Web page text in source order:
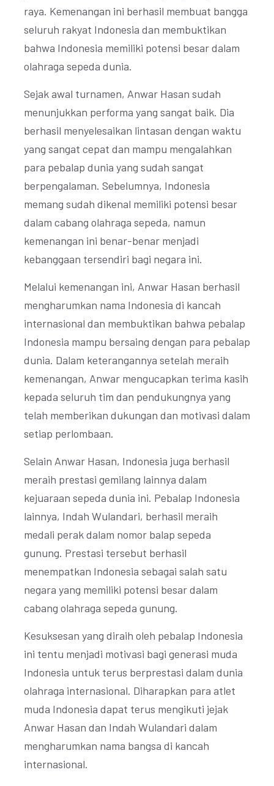
raya. Kemenangan ini berhasil membuat bangga
seluruh rakyat Indonesia dan membuktikan
bahwa Indonesia memiliki potensi besar dalam
olahraga sepeda dunia.
Sejak awal turnamen, Anwar Hasan sudah
menunjukkan performa yang sangat baik. Dia
berhasil menyelesaikan lintasan dengan waktu
yang sangat cepat dan mampu mengalahkan
para pebalap dunia yang sudah sangat
berpengalaman. Sebelumnya, Indonesia
memang sudah dikenal memiliki potensi besar
dalam cabang olahraga sepeda, namun
kemenangan ini benar-benar menjadi
kebanggaan tersendiri bagi negara ini.
Melalui kemenangan ini, Anwar Hasan berhasil
mengharumkan nama Indonesia di kancah
internasional dan membuktikan bahwa pebalap
Indonesia mampu bersaing dengan para pebalap
dunia. Dalam keterangannya setelah meraih
kemenangan, Anwar mengucapkan terima kasih
kepada seluruh tim dan pendukungnya yang
telah memberikan dukungan dan motivasi dalam
setiap perlombaan.
Selain Anwar Hasan, Indonesia juga berhasil
meraih prestasi gemilang lainnya dalam
kejuaraan sepeda dunia ini. Pebalap Indonesia
lainnya, Indah Wulandari, berhasil meraih
medali perak dalam nomor balap sepeda
gunung. Prestasi tersebut berhasil
menempatkan Indonesia sebagai salah satu
negara yang memiliki potensi besar dalam
cabang olahraga sepeda gunung.
Kesuksesan yang diraih oleh pebalap Indonesia
ini tentu menjadi motivasi bagi generasi muda
Indonesia untuk terus berprestasi dalam dunia
olahraga internasional. Diharapkan para atlet
muda Indonesia dapat terus mengikuti jejak
Anwar Hasan dan Indah Wulandari dalam
mengharumkan nama bangsa di kancah
internasional.